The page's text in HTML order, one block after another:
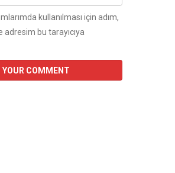
kullanılması için adım,
bu tarayıcıya